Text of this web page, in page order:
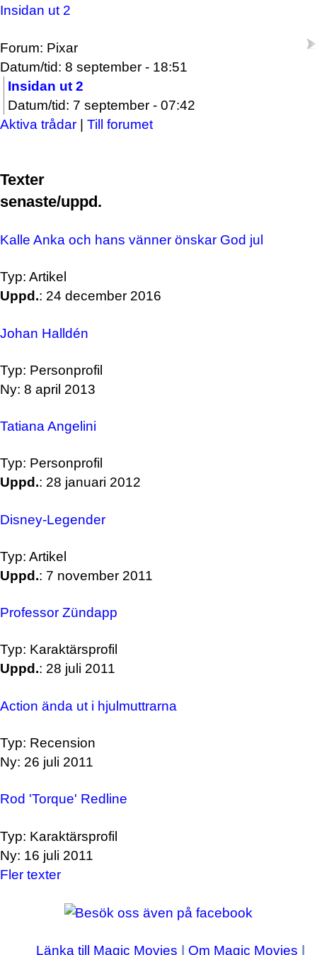
Insidan ut 2
Forum: Pixar
Datum/tid: 8 september - 18:51
Insidan ut 2
Datum/tid: 7 september - 07:42
Aktiva trådar | Till forumet
Texter
senaste/uppd.
Kalle Anka och hans vänner önskar God jul
Typ: Artikel
Uppd.: 24 december 2016
Johan Halldén
Typ: Personprofil
Ny: 8 april 2013
Tatiana Angelini
Typ: Personprofil
Uppd.: 28 januari 2012
Disney-Legender
Typ: Artikel
Uppd.: 7 november 2011
Professor Zündapp
Typ: Karaktärsprofil
Uppd.: 28 juli 2011
Action ända ut i hjulmuttrarna
Typ: Recension
Ny: 26 juli 2011
Rod 'Torque' Redline
Typ: Karaktärsprofil
Ny: 16 juli 2011
Fler texter
Länka till Magic Movies Om Magic Movies